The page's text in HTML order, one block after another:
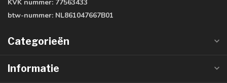
KVK nummer: 77563433
btw-nummer: NL861047667B01
Categorieën
Informatie